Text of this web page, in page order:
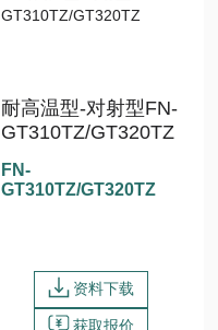
耐高温型-对射型FN-
GT310TZ/GT320TZ
FN-
GT310TZ/GT320TZ
资料下载
获取报价